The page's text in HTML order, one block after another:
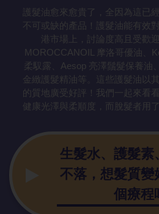
護髮油愈來愈貴了，全因為這已
不可或缺的產品！護髮油能有效
港市場上，討論度高且受歡
MOROCCANOIL 摩洛哥優油、
柔馭露、Aesop 亮澤鬚髮保養油
金緻護髮精油等。這些護髮油以
的質地廣受好評！我們一起來看
健康光澤與柔順度，而脫髮者用
生髮水、護髮素
不落，想髮質變
個療程